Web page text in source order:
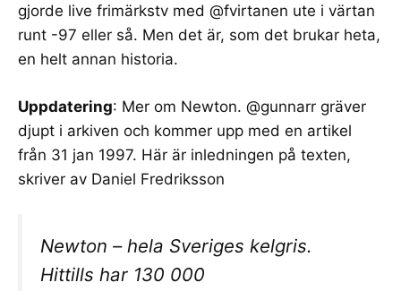
gjorde live frimärkstv med @fvirtanen ute i värtan
runt -97 eller så. Men det är, som det brukar heta,
en helt annan historia.
Uppdatering: Mer om Newton. @gunnarr gräver
djupt i arkiven och kommer upp med en artikel
från 31 jan 1997. Här är inledningen på texten,
skriver av Daniel Fredriksson
Newton – hela Sveriges kelgris.
Hittills har 130 000